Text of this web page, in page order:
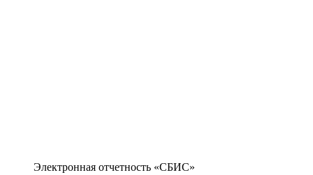
Электронная отчетность «СБИС»